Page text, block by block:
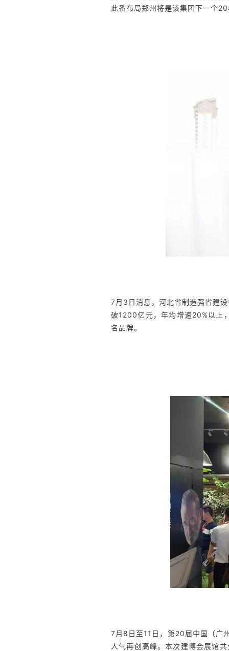
此番布局郑州将是该集团下一个
7月3日消息，河北省制造强省建
破1200亿元，年均增速20%以上
名品牌。
7月8日至11日，第20届中国（广
人气再创高峰。本次建博会展馆